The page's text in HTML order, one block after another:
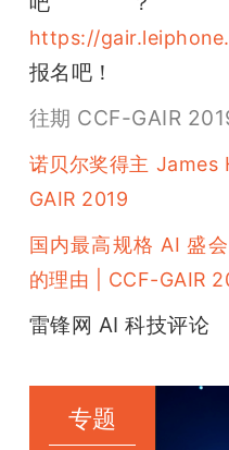
https://
报名吧！
往期 CCF-GAIR
诺贝尔奖得主 James
GAIR 2019
国内最高规格 AI 盛
的理由 | CCF-GAIR
雷锋网 AI 科技评论
专题